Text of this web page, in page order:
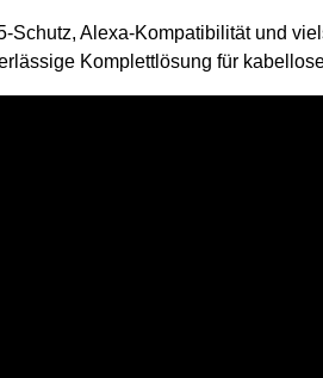
Schutz, Alexa-Kompatibilität und
Komplettlösung für